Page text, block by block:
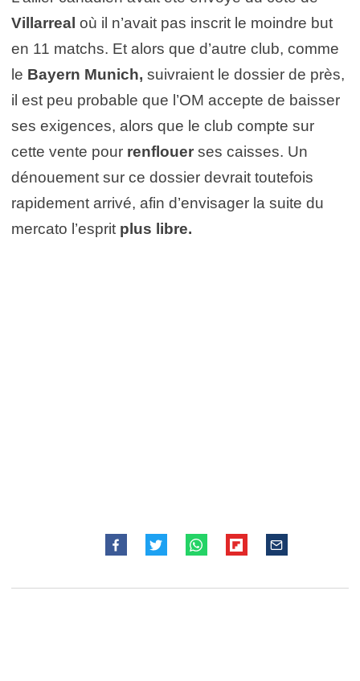
Villarreal où il n’avait pas inscrit le moindre but
en 11 matchs. Et alors que d’autre club, comme
le Bayern Munich, suivraient le dossier de près,
il est peu probable que l’OM accepte de baisser
ses exigences, alors que le club compte sur
cette vente pour renflouer ses caisses. Un
dénouement sur ce dossier devrait toutefois
rapidement arrivé, afin d’envisager la suite du
mercato l’esprit plus libre.